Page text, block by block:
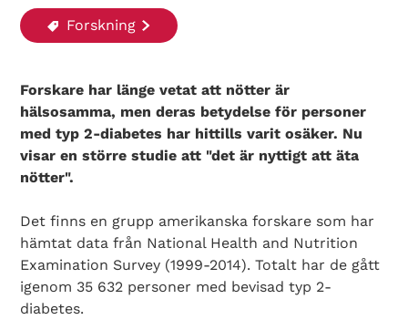
Forskning
Forskare har länge vetat att nötter är
hälsosamma, men deras betydelse för personer
med typ 2-diabetes har hittills varit osäker. Nu
visar en större studie att "det är nyttigt att äta
nötter".
Det finns en grupp amerikanska forskare som har
hämtat data från National Health and Nutrition
Examination Survey (1999-2014). Totalt har de gått
igenom 35 632 personer med bevisad typ 2-
diabetes.